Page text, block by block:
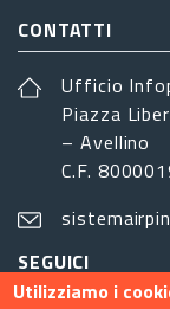
CONTATTI
Ufficio
Piazza
– Avellino
C.F.
SEGUICI
Utilizziamo i